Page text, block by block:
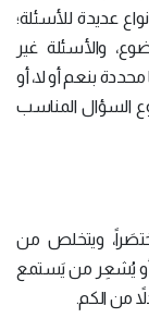
عديدة للأسئلة؛
والأسئلة غير
محددة بنعم أو لا، أو
السؤال المناسب
ويتخلص من
أو يُشعِر من يَستمع
من الكم.